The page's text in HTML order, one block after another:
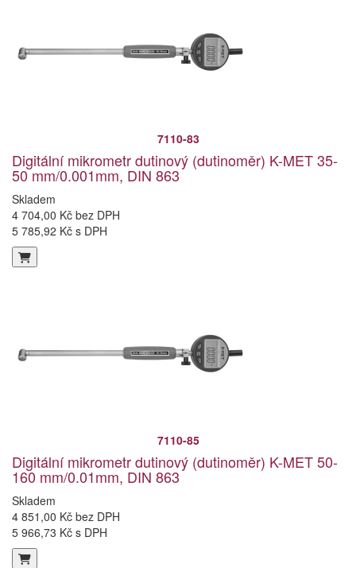
7110-83
Digitální mikrometr dutinový (dutinoměr) K-MET 35-
50 mm/0.001mm, DIN 863
Skladem
4 704,00 Kč bez DPH
5 785,92 Kč s DPH
7110-85
Digitální mikrometr dutinový (dutinoměr) K-MET 50-
160 mm/0.01mm, DIN 863
Skladem
4 851,00 Kč bez DPH
5 966,73 Kč s DPH